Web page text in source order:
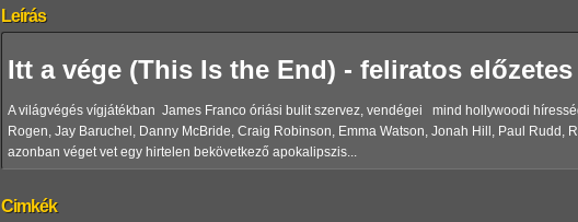
Leírás
Itt a vége (This Is the End) - feliratos előzetes
A világvégés vígjátékban James Franco óriási bulit szervez, vendégei mind hollywoodi
Rogen, Jay Baruchel, Danny McBride, Craig Robinson, Emma Watson, Jonah Hill, Paul Rudd,
azonban véget vet egy hirtelen bekövetkező apokalipszis...
Cimkék